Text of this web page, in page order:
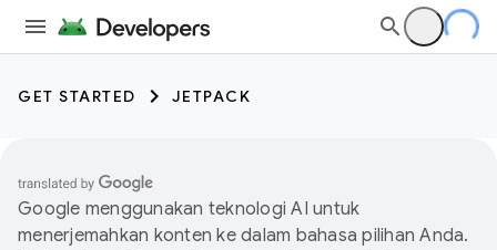
GET STARTED JETPACK
Google menggunakan teknologi AI untuk
menerjemahkan konten ke dalam bahasa pilihan Anda.